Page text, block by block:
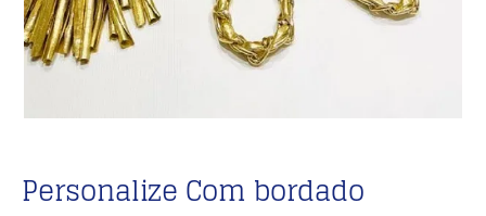
Personalize Com bordado